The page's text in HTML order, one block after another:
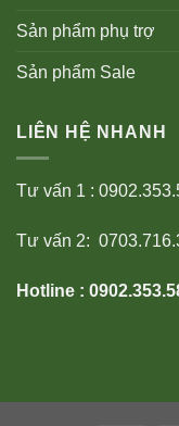
Sản phẩm phụ trợ
Sản phẩm Sale
LIÊN HỆ NHANH
Tư vấn 1 :
Tư vấn 2:
Hotline :